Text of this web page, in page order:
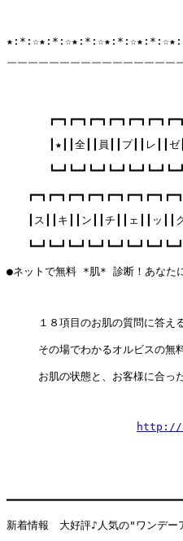
￣￣￣￣￣￣￣￣￣￣￣￣￣￣￣￣
＜ＯＲ
┃★┃┃全┃┃員┃┃プ┃┃レ┃┃ゼ┃┃
┃ス┃┃キ┃┃ン┃┃チ┃┃ェ┃┃ッ┃┃ク
●ネットで無料 *肌* 診断！あなた
１８項目のお肌の質問に答える
その場でわかるオルビスの無料
お肌の状態と、お客様に合った
http://
新着情報　大好評♪人気の"ワンデ